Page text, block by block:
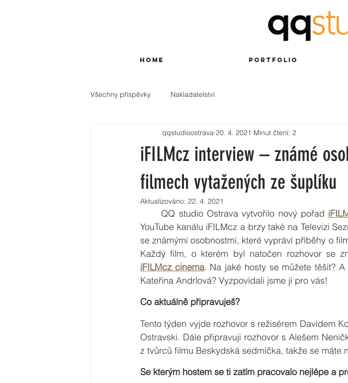
HOME PORTFOLIO
Všechny příspěvky Nakladatelství
iFILMcz interview – známé
filmech vytažených ze šuplíku
qqstudioostrava 20. 4. 2021 Minut čtení: 2
Aktualizováno: 22. 4. 2021
	QQ studio Ostrava vytvořilo nový pořad
YouTube kanálu iFILMcz a brzy také na Televizi
se známými osobnostmi, které vypráví příběhy o
iFILMcz cinema. Na jaké hosty se můžete těšit?
Kateřina Andrlová? Vyzpovídali jsme ji pro vás!
Co aktuálně připravuješ?
Tento týden vyjde rozhovor s režisérem Davidem
Ostravski. Dále připravuji rozhovor s Alešem
z tvůrců filmu Beskydská sedmička, takže se máte
Se kterým hostem se ti zatím pracovalo nejlépe a